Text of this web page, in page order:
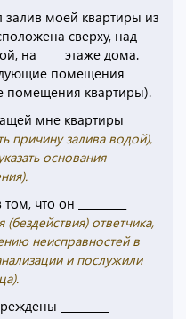
залив моей квартиры из
сверху, над
на ____ этаже дома.
помещения
помещения квартиры).
мне квартиры
причину залива водой),
основания
что он _________
ответчика,
неисправностей в
и послужили
_________